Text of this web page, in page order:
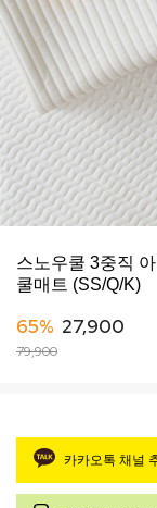
스노우쿨 3중직
쿨매트 (SS/Q/K)
65% 27,900
79,900
카카오톡 채널